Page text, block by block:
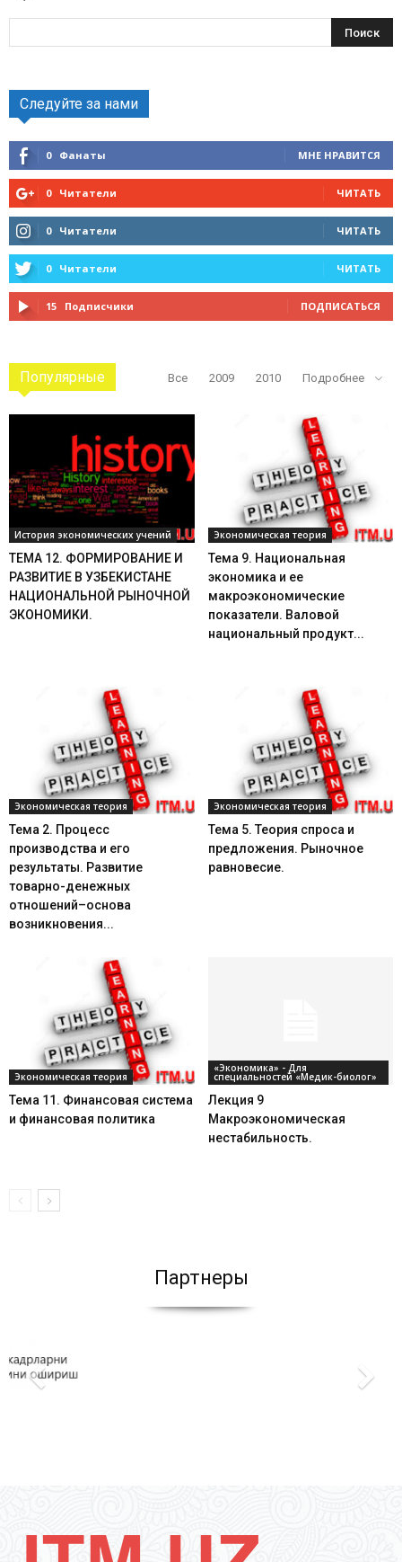
Следуйте за нами
0 Фанаты МНЕ НРАВИТСЯ
0 Читатели ЧИТАТЬ
0 Читатели ЧИТАТЬ
0 Читатели ЧИТАТЬ
15 Подписчики ПОДПИСАТЬСЯ
Популярные Все 2009 2010 Подробнее
История экономических учений
ТЕМА 12. ФОРМИРОВАНИЕ И
РАЗВИТИЕ В УЗБЕКИСТАНЕ
НАЦИОНАЛЬНОЙ РЫНОЧНОЙ
ЭКОНОМИКИ.
Экономическая теория
Тема 9. Национальная
экономика и ее
макроэкономические
показатели. Валовой
национальный продукт...
Экономическая теория
Тема 2. Процесс
производства и его
результаты. Развитие
товарно-денежных
отношений–основа
возникновения...
Экономическая теория
Тема 5. Теория спроса и
предложения. Рыночное
равновесие.
Экономическая теория
Тема 11. Финансовая система
и финансовая политика
«Экономика» - Для
специальностей «Медик-биолог»
Лекция 9
Макроэкономическая
нестабильность.
Партнеры